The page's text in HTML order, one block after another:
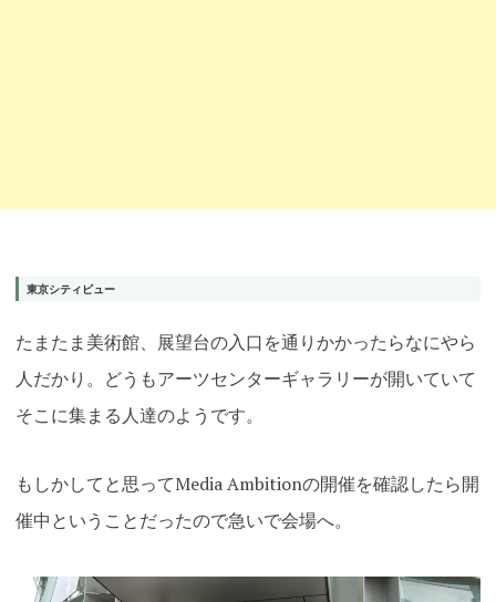
東京シティビュー
たまたま美術館、展望台の入口を通りかかったらなにやら
人だかり。どうもアーツセンターギャラリーが開いていて
そこに集まる人達のようです。
もしかしてと思ってMedia Ambitionの開催を確認したら開
催中ということだったので急いで会場へ。